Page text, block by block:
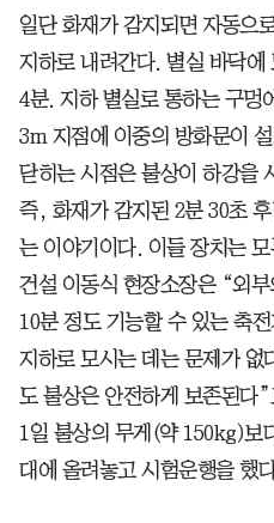
일단 화재가 감지되면 자동으
지하로 내려간다. 별실 바닥에
4분. 지하 별실로 통하는 구멍
3m 지점에 이중의 방화문이
닫히는 시점은 불상이 하강을
즉, 화재가 감지된 2분 30초
는 이야기이다. 이들 장치는
건설 이동식 현장소장은 “외
10분 정도 기능할 수 있는 축
지하로 모시는 데는 문제가 없
도 불상은 안전하게 보존된다
1일 불상의 무게(약 150kg)보
대에 올려놓고 시험운행을 했